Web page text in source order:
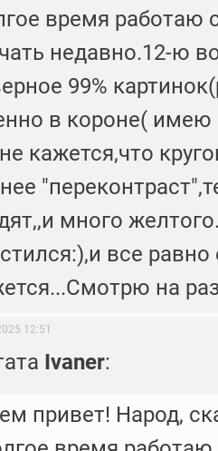
время работаю
недавно.12-ю
99%
в короне( имею
кажется,что
много
все
на
12:51
Ivaner:
привет! Народ,